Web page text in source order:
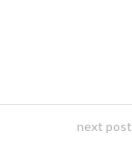
next post